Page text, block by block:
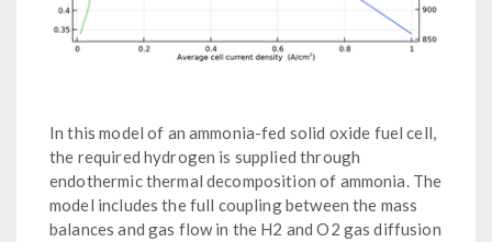
In this model of an ammonia-fed solid oxide fuel cell,
the required hydrogen is supplied through
endothermic thermal decomposition of ammonia. The
model includes the full coupling between the mass
balances and gas flow in the H2 and O2 gas diffusion